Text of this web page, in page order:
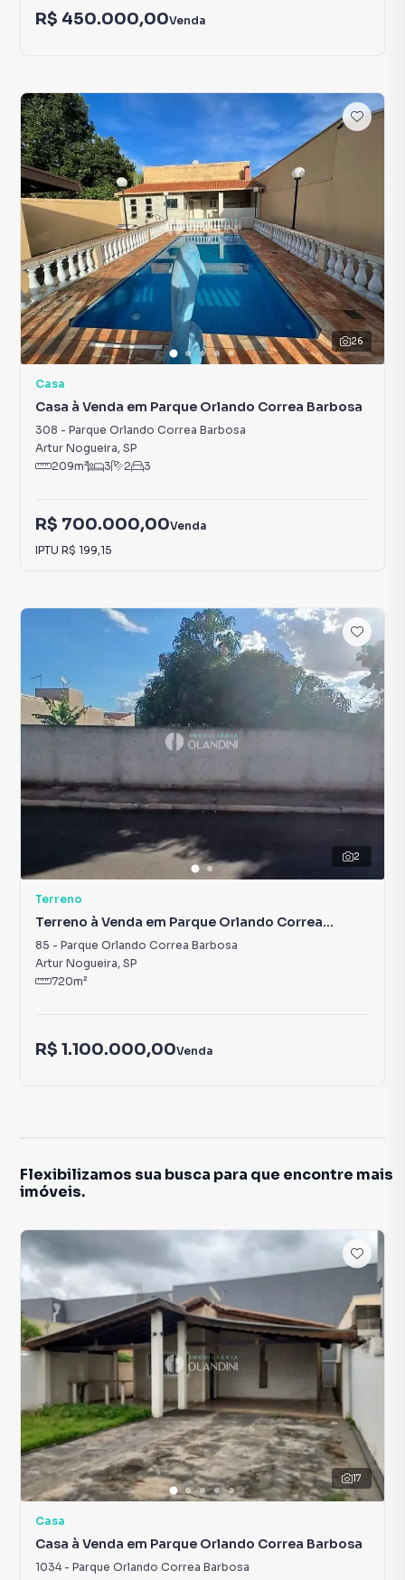
R$ 450.000,00Venda
26
Casa
Casa à Venda em Parque Orlando Correa Barbosa
308 - Parque Orlando Correa Barbosa
Artur Nogueira, SP
209m² 3 2 3
R$ 700.000,00Venda
IPTU R$ 199,15
2
Terreno
Terreno à Venda em Parque Orlando Correa
Barbosa
85 - Parque Orlando Correa Barbosa
Artur Nogueira, SP
720m²
R$ 1.100.000,00Venda
Flexibilizamos sua busca para que encontre mais
imóveis.
17
Casa
Casa à Venda em Parque Orlando Correa Barbosa
1034- Parque Orlando Correa Barbosa